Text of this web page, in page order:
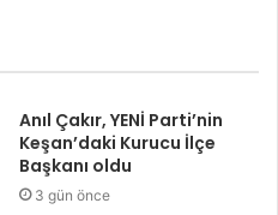
Anıl Çakır, YENİ Parti’nin
Keşan’daki Kurucu İlçe
Başkanı oldu
3 gün önce